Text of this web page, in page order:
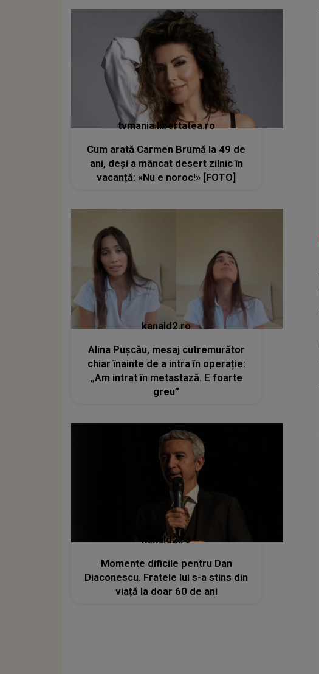
tvmania.libertatea.ro
Cum arată Carmen Brumă la 49 de
ani, deși a mâncat desert zilnic în
vacanță: «Nu e noroc!» [FOTO]
kanald2.ro
Alina Pușcău, mesaj cutremurător
chiar înainte de a intra în operație:
„Am intrat în metastază. E foarte
greu”
kanald2.ro
Momente dificile pentru Dan
Diaconescu. Fratele lui s-a stins din
viață la doar 60 de ani